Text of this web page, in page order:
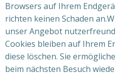
Browsers auf Ihrem
richten keinen Schaden
unser Angebot
Cookies bleiben auf Ihrem
diese löschen. Sie
beim nächsten Besuch